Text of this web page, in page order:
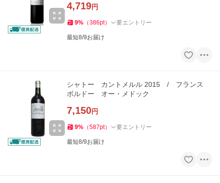
4,719円
9% （386pt） 要エントリー
最短8/9お届け
シャトー カントメルル 2015 / フランス
ボルドー オー・メドック
7,150円
9% （587pt） 要エントリー
最短8/9お届け